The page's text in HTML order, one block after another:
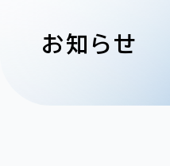
お知らせ